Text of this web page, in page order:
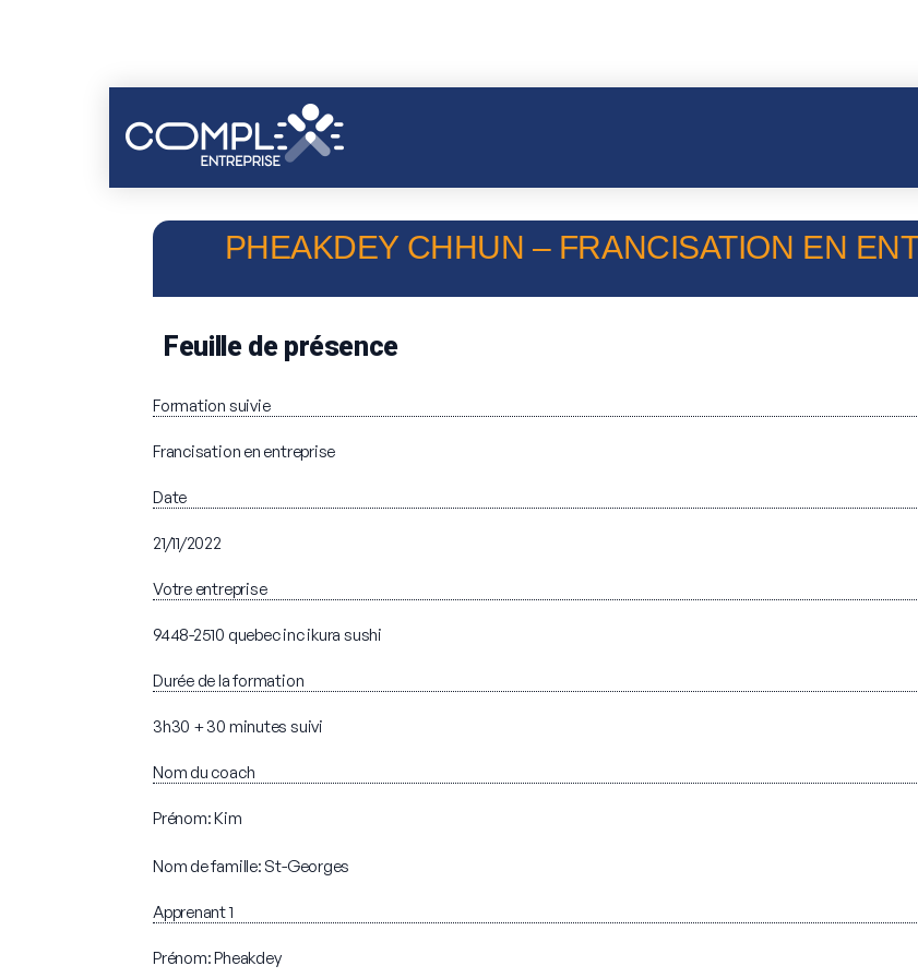
PHEAKDEY CHHUN – FRANCISATION EN
Feuille de présence
Formation suivie
Francisation en entreprise
Date
21/11/2022
Votre entreprise
9448-2510 quebec inc ikura sushi
Durée de la formation
3h30 + 30 minutes suivi
Nom du coach
Prénom: Kim
Nom de famille: St-Georges
Apprenant 1
Prénom: Pheakdey